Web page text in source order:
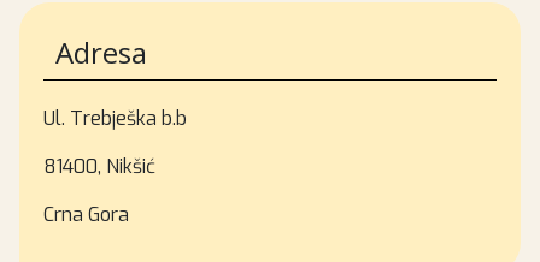
Adresa
Ul. Trebješka b.b
81400, Nikšić
Crna Gora